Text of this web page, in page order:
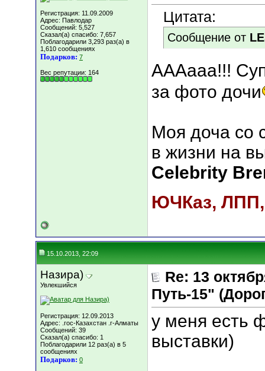
Регистрация: 11.09.2009
Адрес: Павлодар
Сообщений: 5,527
Сказал(а) спасибо: 7,657
Поблагодарили 3,293 раз(а) в
1,610 сообщениях
Подарков: 7
Вес репутации: 164
Цитата:
Сообщение от
АААааа!!!
за фото дочи
Моя доча со
в жизни на
Celebrity
ЮЧКаз,
15.10.2013, 22:09
Назира)
Увлекшийся
Регистрация: 12.09.2013
Адрес: .гос-Казахстан .г-Алматы
Сообщений: 39
Сказал(а) спасибо: 1
Поблагодарили 12 раз(а) в 5
сообщениях
Подарков: 0
Re: 13
Путь-15"
у меня есть
выставки)